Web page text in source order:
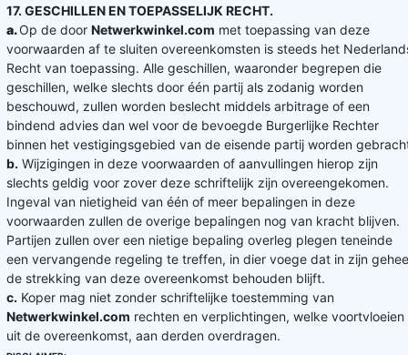
17. GESCHILLEN EN TOEPASSELIJK RECHT.
a.Op de door Netwerkwinkel.com met toepassing van deze
voorwaarden af te sluiten overeenkomsten is steeds het
Recht van toepassing. Alle geschillen, waaronder begrepen die
geschillen, welke slechts door één partij als zodanig worden
beschouwd, zullen worden beslecht middels arbitrage of een
bindend advies dan wel voor de bevoegde Burgerlijke Rechter
binnen het vestigingsgebied van de eisende partij worden
b. Wijzigingen in deze voorwaarden of aanvullingen hierop zijn
slechts geldig voor zover deze schriftelijk zijn overeengekomen.
Ingeval van nietigheid van één of meer bepalingen in deze
voorwaarden zullen de overige bepalingen nog van kracht blijven.
Partijen zullen over een nietige bepaling overleg plegen teneinde
een vervangende regeling te treffen, in dier voege dat in zijn
de strekking van deze overeenkomst behouden blijft.
c. Koper mag niet zonder schriftelijke toestemming van
Netwerkwinkel.com rechten en verplichtingen, welke voortvloeien
uit de overeenkomst, aan derden overdragen.